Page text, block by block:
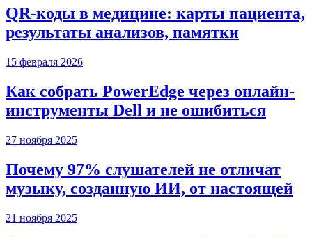
QR-коды в медицине: карты пациента,
результаты анализов, памятки
15 февраля 2026
Как собрать PowerEdge через онлайн-
инструменты Dell и не ошибиться
27 ноября 2025
Почему 97% слушателей не отличат
музыку, созданную ИИ, от настоящей
21 ноября 2025